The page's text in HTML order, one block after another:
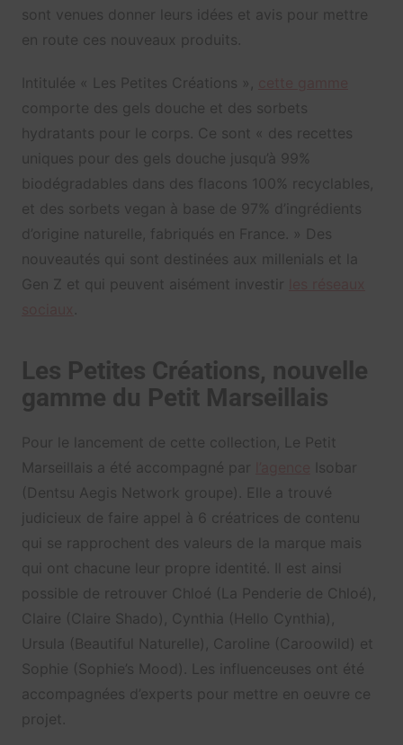
sont venues donner leurs idées et avis pour mettre
en route ces nouveaux produits.
Intitulée « Les Petites Créations »,
comporte des gels douche et des sorbets
hydratants pour le corps. Ce sont « des recettes
uniques pour des gels douche jusqu’à 99%
biodégradables dans des flacons 100% recyclables,
et des sorbets vegan à base de 97% d’ingrédients
d’origine naturelle, fabriqués en France. » Des
nouveautés qui sont destinées aux millenials et la
Gen Z et qui peuvent aisément investir
Les Petites Créations, nouvelle
gamme du Petit Marseillais
Pour le lancement de cette collection, Le Petit
Marseillais a été accompagné par
Isobar
(Dentsu Aegis Network groupe). Elle a trouvé
judicieux de faire appel à 6 créatrices de contenu
qui se rapprochent des valeurs de la marque mais
qui ont chacune leur propre identité. Il est ainsi
possible de retrouver Chloé (La Penderie de Chloé),
Claire (Claire Shado), Cynthia (Hello Cynthia),
Ursula (Beautiful Naturelle), Caroline (Caroowild) et
Sophie (Sophie’s Mood). Les influenceuses ont été
accompagnées d’experts pour mettre en oeuvre ce
projet.